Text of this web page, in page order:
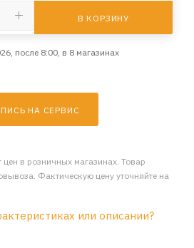
В КОРЗИНУ
после 8:00, в 8 магазинах
НА СЕРВИС
цен в розничных магазинах. Товар
Фактическую цену уточняйте на
или описании?